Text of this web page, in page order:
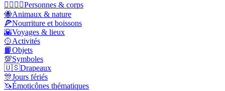
👩‍❤️‍💋‍👨Personnes & corps
🐝Animaux & nature
🍕Nourriture et boissons
🌇Voyages & lieux
🥎Activités
📙Objets
💯Symboles
🇺🇸Drapeaux
🎊Jours fériés
🦄Émoticônes thématiques